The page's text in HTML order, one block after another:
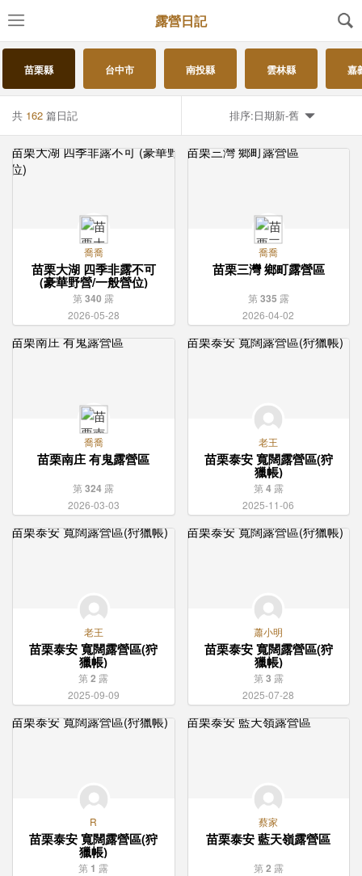
露營日記
苗栗縣 台中市 南投縣 雲林縣 嘉
共 162 篇日記 排序:日期新-舊
喬喬
苗栗大湖 四季非露不可
(豪華野營/一般營位)
第340 露
2026-05-28
喬喬
苗栗三灣 鄉町露營區
第335 露
2026-04-02
喬喬
苗栗南庄 有鬼露營區
第324 露
2026-03-03
老王
苗栗泰安 寬闊露營區(狩
獵帳)
第4 露
2025-11-06
老王
苗栗泰安 寬闊露營區(狩
獵帳)
第2 露
2025-09-09
蕭小明
苗栗泰安 寬闊露營區(狩
獵帳)
第3 露
2025-07-28
R
苗栗泰安 寬闊露營區(狩
獵帳)
第 1 露
蔡家
苗栗泰安 藍天嶺露營區
第2 露